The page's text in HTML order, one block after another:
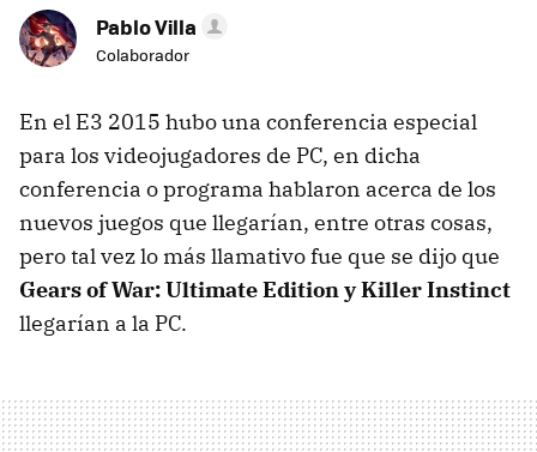
Pablo Villa
Colaborador
En el E3 2015 hubo una conferencia especial
para los videojugadores de PC, en dicha
conferencia o programa hablaron acerca de los
nuevos juegos que llegarían, entre otras cosas,
pero tal vez lo más llamativo fue que se dijo que
Gears of War: Ultimate Edition y Killer Instinct
llegarían a la PC.